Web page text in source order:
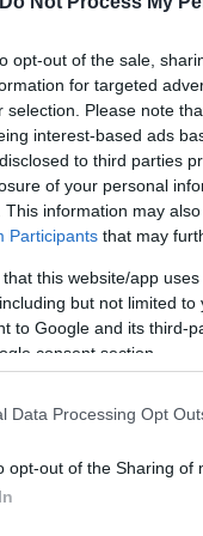
opt-out of the sale,
for targeted
selection. Please note
interest-based ads
to third parties
of your personal
This information may
Participants that may
that this website/app
but not limited
to Google and its third-
consent section.
Data Processing Opt
opt-out of the Sharing of
τον εμβολιασμό
προς το
γιατί
πιο πολύ τον
που πρέπει
και στο
να μην είμαστε
ότι «θα
Όσοι